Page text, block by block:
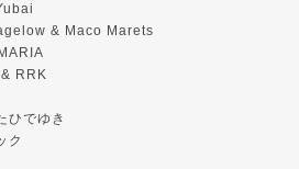
& Maco Marets
RRK
ひでゆき
ク